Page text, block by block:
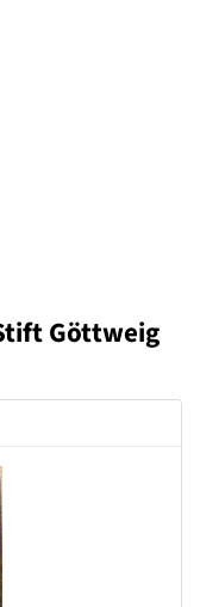
Göttweig